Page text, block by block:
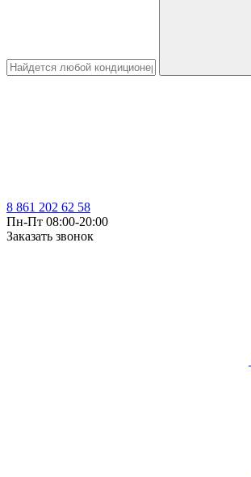
8 861 202 62 58
Пн-Пт 08:00-20:00
Заказать звонок